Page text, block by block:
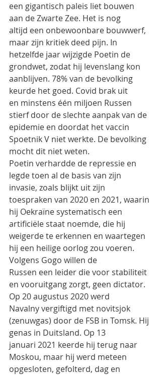
een gigantisch paleis liet bouwen
aan de Zwarte Zee. Het is nog
altijd een onbewoonbare bouwwerf,
maar zijn kritiek deed pijn. In
hetzelfde jaar wijzigde Poetin de
grondwet, zodat hij levenslang kon
aanblijven. 78% van de bevolking
keurde het goed. Covid brak uit
en minstens één miljoen Russen
stierf door de slechte aanpak van de
epidemie en doordat het vaccin
Spoetnik V niet werkte. De bevolking
mocht dit niet weten.
Poetin verhardde de repressie en
legde toen al de basis van zijn
invasie, zoals blijkt uit zijn
toespraken van 2020 en 2021, waarin
hij Oekraïne systematisch een
artificiële staat noemde, die hij
weigerde te erkennen en waartegen
hij een heilige oorlog zou voeren.
Volgens Gogo willen de
Russen een leider die voor stabiliteit
en vooruitgang zorgt, geen dictator.
Op 20 augustus 2020 werd
Navalny vergiftigd met novitsjok
(zenuwgas) door de FSB in Tomsk. Hij
genas in Duitsland. Op 13
januari 2021 keerde hij terug naar
Moskou, maar hij werd meteen
opgesloten, gefolterd, dag en